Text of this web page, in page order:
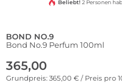
VIBES
Beliebt! 2 Personen
BOND NO.9
Bond No.9 Perfum 100ml
365,00
Grundpreis: 365,00 € / Preis pro